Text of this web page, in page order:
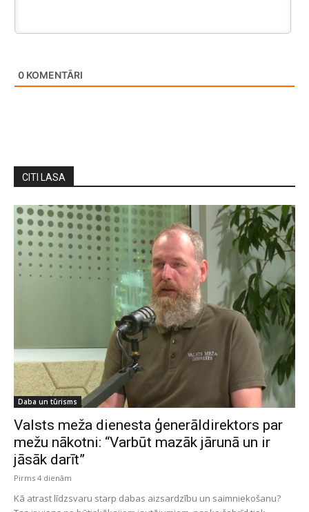
0 KOMENTĀRI
CITI LASA
Daba un tūrisms
Valsts meža dienesta ģenerāldirektors par
mežu nākotni: “Varbūt mazāk jārunā un ir
jāsāk darīt”
Pirms 4 dienām
Kā atrast līdzsvaru starp dabas aizsardzību un saimniekošanu?